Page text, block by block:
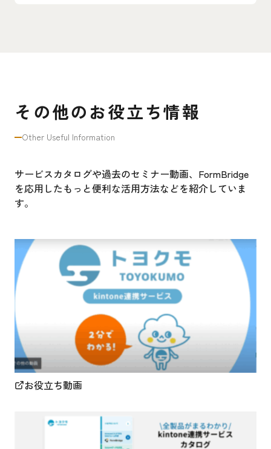
その他のお役立ち情報
Other Useful Information
サービスカタログや過去のセミナー動画、FormBridge
を応用したもっと便利な活用方法などを紹介していま
す。
お役立ち動画